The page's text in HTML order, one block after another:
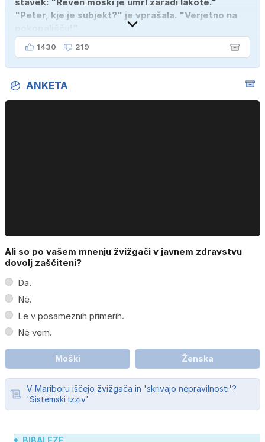
"Peter, kje je subjekt?" je vprašala. "Verjetno na
1430 219
ANKETA
Ali so po vašem mnenju žvižgači v javnem zdravstvu
dovolj zaščiteni?
Da.
Ne.
Le v posameznih primerih.
Ne vem.
Moški Ženska
V Mariboru iščejo žvižgača in 'skrivajo nepravilnosti'?
'Sistemski izziv'